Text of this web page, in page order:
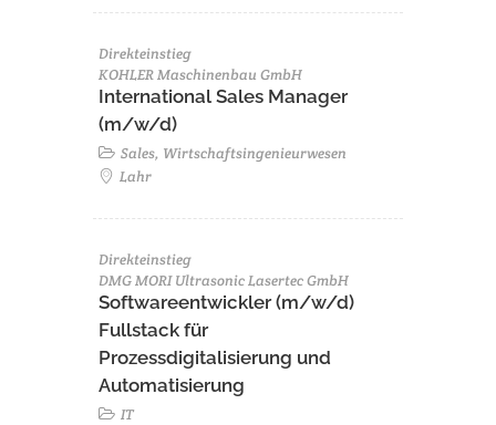
Direkteinstieg
KOHLER Maschinenbau GmbH
International Sales Manager
(m/w/d)
Sales, Wirtschaftsingenieurwesen
Lahr
Direkteinstieg
DMG MORI Ultrasonic Lasertec GmbH
Softwareentwickler (m/w/d)
Fullstack für
Prozessdigitalisierung und
Automatisierung
IT